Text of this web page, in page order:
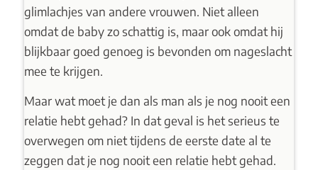
glimlachjes van andere vrouwen. Niet alleen
omdat de baby zo schattig is, maar ook omdat hij
blijkbaar goed genoeg is bevonden om nageslacht
mee te krijgen.
Maar wat moet je dan als man als je nog nooit een
relatie hebt gehad? In dat geval is het serieus te
overwegen om niet tijdens de eerste date al te
zeggen dat je nog nooit een relatie hebt gehad.